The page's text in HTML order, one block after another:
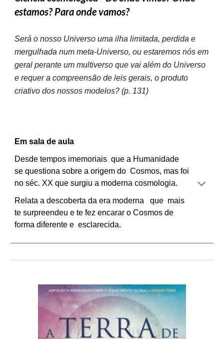
estamos? Para onde vamos?
Será o nosso Universo uma ilha limitada, perdida e
mergulhada num meta-Universo, ou estaremos nós em
geral perante um multiverso que vai além do Universo
e requer a compreensão de leis gerais, o produto
criativo dos nossos modelos? (p. 131)
Em sala de aula
Desde tempos imemoriais que a Humanidade
se questiona sobre a origem do Cosmos, mas foi
no séc. XX que surgiu a moderna cosmologia.
Relata a descoberta da era moderna que mais
te surpreendeu e te fez encarar o Cosmos de
forma diferente e esclarecida.